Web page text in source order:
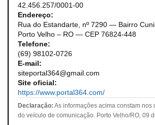
42.456.257/0001-00
Endereço:
Rua do Estandarte, nº 7290 — Bairro
Porto Velho – RO — CEP 76824-448
Telefone:
(69) 98102-0726
E-mail:
siteportal364@gmail.com
Site oficial:
https://www.portal364.com/
Declaração: As informações acima constam nos
do veículo de comunicação. Porto Velho/RO, 09